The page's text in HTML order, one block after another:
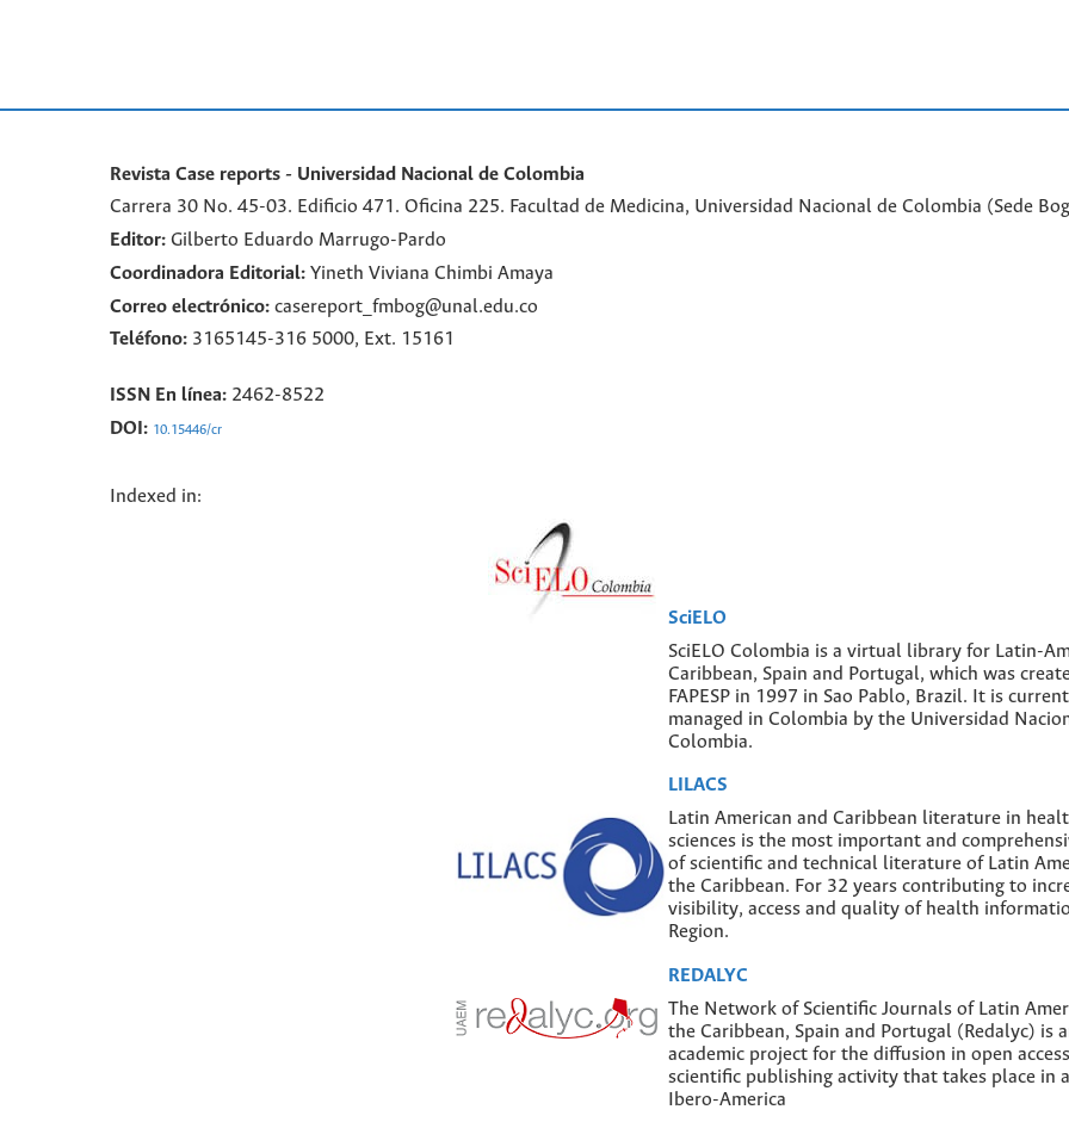
Revista Case reports - Universidad Nacional de Colombia
Carrera 30 No. 45-03. Edificio 471. Oficina 225. Facultad de Medicina, Universidad Nacional de Colombia (Sede
Editor: Gilberto Eduardo Marrugo-Pardo
Coordinadora Editorial: Yineth Viviana Chimbi Amaya
Correo electrónico: casereport_fmbog@unal.edu.co
Teléfono: 3165145-316 5000, Ext. 15161
ISSN En línea: 2462-8522
DOI: 10.15446/cr
Indexed in:
SciELO
SciELO Colombia is a virtual library for Latin-
Caribbean, Spain and Portugal, which was
FAPESP in 1997 in Sao Pablo, Brazil. It is
managed in Colombia by the Universidad
Colombia.
LILACS
Latin American and Caribbean literature in
sciences is the most important and
of scientific and technical literature of Latin
the Caribbean. For 32 years contributing to
visibility, access and quality of health
Region.
REDALYC
The Network of Scientific Journals of Latin
the Caribbean, Spain and Portugal (Redalyc) is
academic project for the diffusion in open
scientific publishing activity that takes place in
Ibero-America